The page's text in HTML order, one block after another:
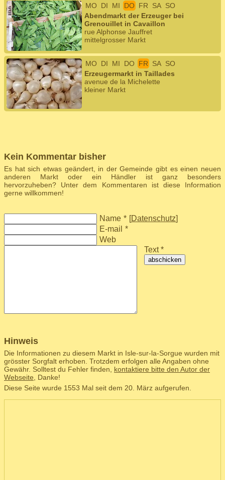
MO DI MI DO FR SA SO
Abendmarkt der Erzeuger bei
Grenouillet in Cavaillon
rue Alphonse Jauffret
mittelgrosser Markt
MO DI MI DO FR SA SO
Erzeugermarkt in Taillades
avenue de la Michelette
kleiner Markt
Kein Kommentar bisher
Es hat sich etwas geändert, in der Gemeinde gibt es einen neuen
anderen Markt oder ein Händler ist ganz besonders
hervorzuheben? Unter dem Kommentaren ist diese Information
gerne willkommen!
Name * [Datenschutz]
E-mail *
Web
Text *
abschicken
Hinweis
Die Informationen zu diesem Markt in Isle-sur-la-Sorgue wurden mit
grösster Sorgfalt erhoben. Trotzdem erfolgen alle Angaben ohne
Gewähr. Solltest du Fehler finden, kontaktiere bitte den Autor der
Webseite , Danke!
Diese Seite wurde 1553 Mal seit dem 20. März aufgerufen.